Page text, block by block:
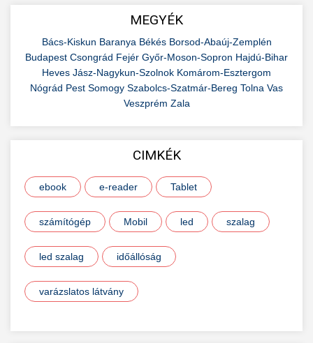
MEGYÉK
Bács-Kiskun Baranya Békés Borsod-Abaúj-Zemplén
Budapest Csongrád Fejér Győr-Moson-Sopron Hajdú-Bihar
Heves Jász-Nagykun-Szolnok Komárom-Esztergom
Nógrád Pest Somogy Szabolcs-Szatmár-Bereg Tolna Vas
Veszprém Zala
CIMKÉK
ebook e-reader Tablet
számítógép Mobil led szalag
led szalag időállóság
varázslatos látvány